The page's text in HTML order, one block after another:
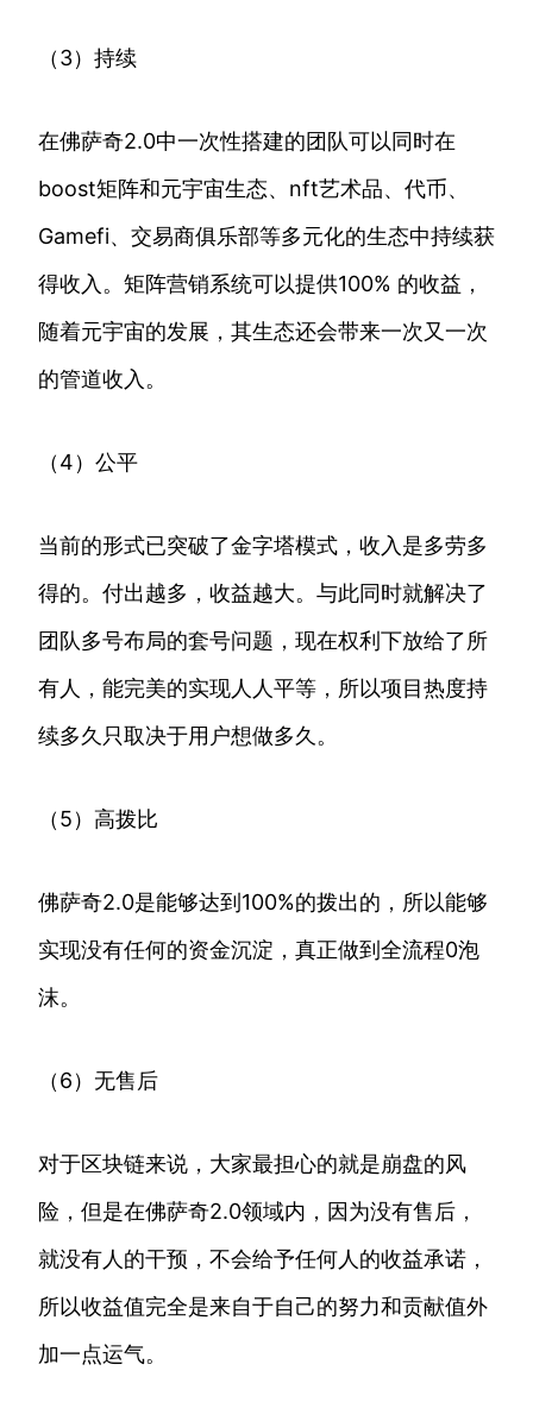
（3）持续
在佛萨奇2.0中一次性搭建的团队可以同时在
boost矩阵和元宇宙生态、nft艺术品、代币、
Gamefi、交易商俱乐部等多元化的生态中持续获
得收入。矩阵营销系统可以提供100% 的收益，
随着元宇宙的发展，其生态还会带来一次又一次
的管道收入。
（4）公平
当前的形式已突破了金字塔模式，收入是多劳多
得的。付出越多，收益越大。与此同时就解决了
团队多号布局的套号问题，现在权利下放给了所
有人，能完美的实现人人平等，所以项目热度持
续多久只取决于用户想做多久。
（5）高拨比
佛萨奇2.0是能够达到100%的拨出的，所以能够
实现没有任何的资金沉淀，真正做到全流程0泡
沫。
（6）无售后
对于区块链来说，大家最担心的就是崩盘的风
险，但是在佛萨奇2.0领域内，因为没有售后，
就没有人的干预，不会给予任何人的收益承诺，
所以收益值完全是来自于自己的努力和贡献值外
加一点运气。